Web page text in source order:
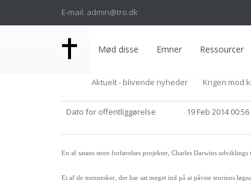
E-mail: admin@tro.dk
Mød disse Emner Ressourcer
Aktuelt - blivende nyheder Krigen mod
Dato for offentliggørelse 19 Feb 2014 00:56
En af satans store forførelses projekter, Charles Darwins
Et af de mennesker, der har sat meget ind på at påvise teoriens